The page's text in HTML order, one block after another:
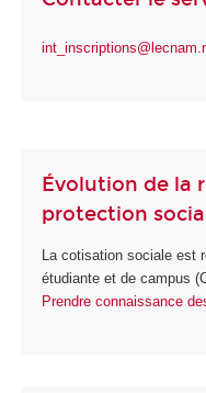
Évolution de la
protection
La cotisation sociale est
étudiante et de campus
Prendre connaissance